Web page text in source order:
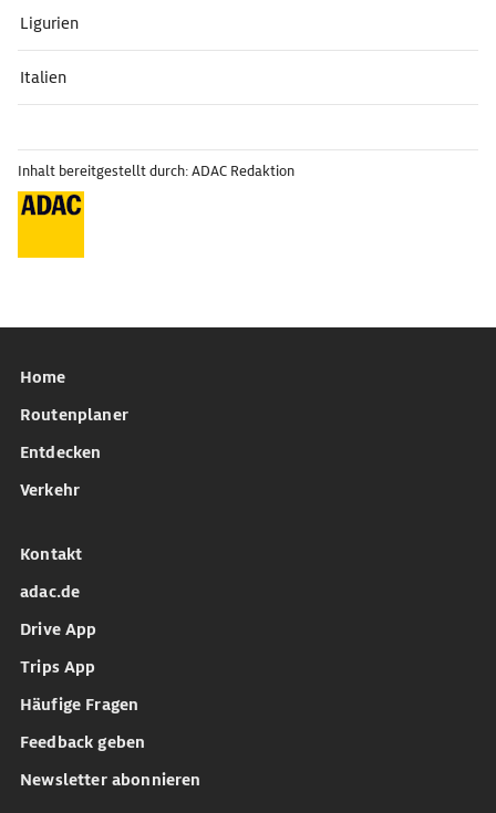
Ligurien
Italien
Inhalt bereitgestellt durch: ADAC Redaktion
Home
Routenplaner
Entdecken
Verkehr
Kontakt
adac.de
Drive App
Trips App
Häufige Fragen
Feedback geben
Newsletter abonnieren